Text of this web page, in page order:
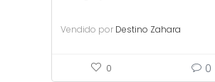
Vendido por Destino Zahara
0 0